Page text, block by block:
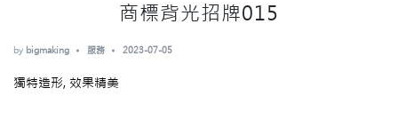
商標背光招牌015
by bigmaking 服務 2023-07-05
獨特造形, 效果精美